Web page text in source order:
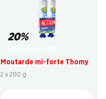
20%
Moutarde mi-forte Thomy
2 x 200 g